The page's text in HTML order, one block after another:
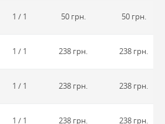
1 / 1 50 грн. 50 грн.
1 / 1 238 грн. 238 грн.
1 / 1 238 грн. 238 грн.
1 / 1 238 грн. 238 грн.